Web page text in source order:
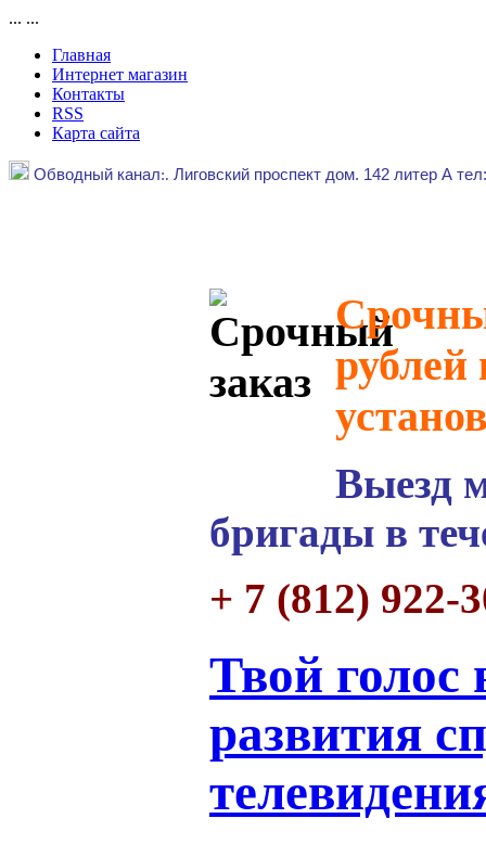
... ...
Главная
Интернет магазин
Контакты
RSS
Карта сайта
Обводный канал:. Лиговский проспект дом. 142 литер А
рублей
Выезд
бригады в
+ 7 (812) 922-
Твой голос
развития